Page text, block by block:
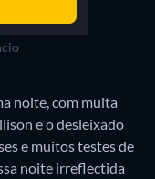
noite, com muita
e o desleixado
e muitos testes de
noite irreflectida